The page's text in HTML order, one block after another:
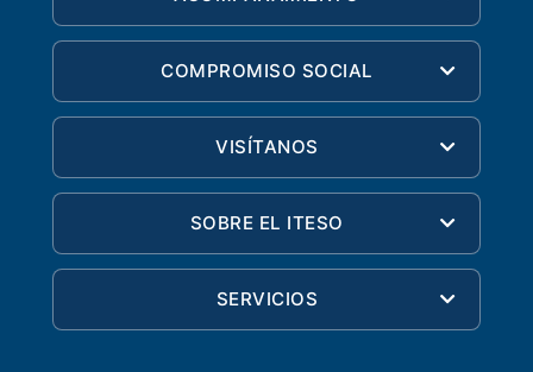
COMPROMISO SOCIAL
VISÍTANOS
SOBRE EL ITESO
SERVICIOS